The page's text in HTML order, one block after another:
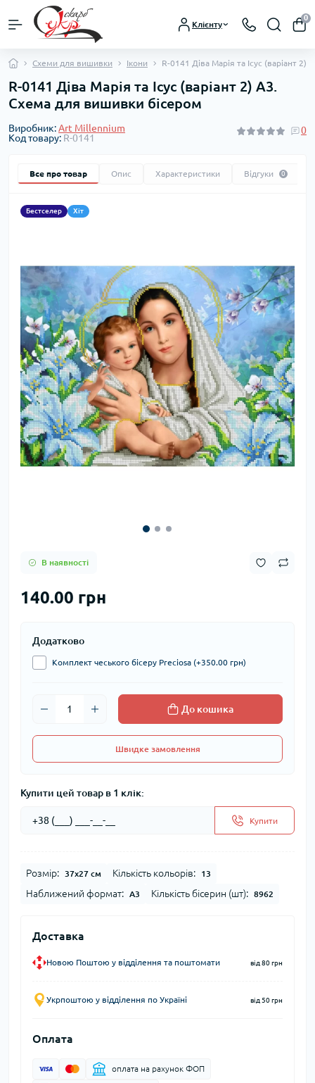
Клієнту
0
Схеми для вишивки Ікони R-0141 Діва Марія та Ісус (варіант
R-0141 Діва Марія та Ісус (варіант 2) А3.
Схема для вишивки бісером
Виробник:Art Millennium
Код товару: R-0141
0
Все про товар Опис Характеристики Відгуки 0
Бестселер Хіт
В наявності
140.00 грн
Додатково
Комплект чеського бісеру Preciosa (+350.00 грн)
До кошика
Швидке замовлення
Купити цей товар в 1 клік:
Купити
Розмір: 37x27 см Кількість кольорів: 13
Наближений формат: А3 Кількість бісерин (шт): 8962
Доставка
Новою Поштою у відділення та поштомати від 80 грн
Укрпоштою у відділення по Україні від 50 грн
Оплата
оплата на рахунок ФОП